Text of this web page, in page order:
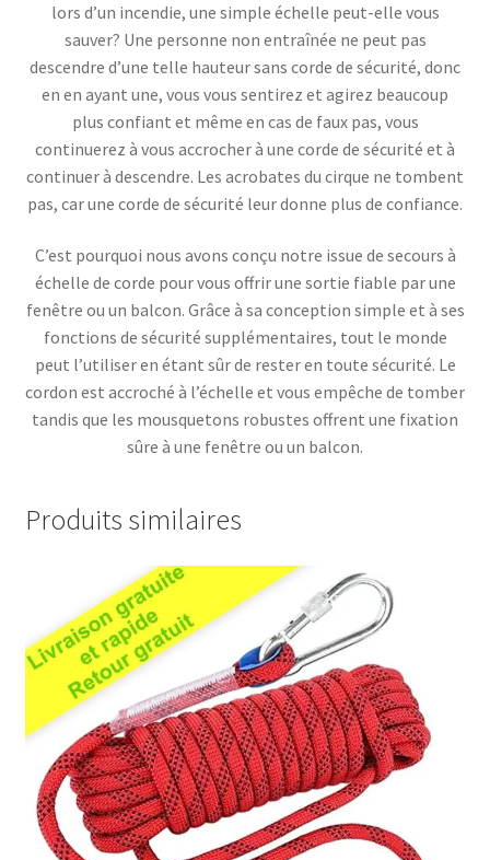
lors d’un incendie, une simple échelle peut-elle vous
sauver? Une personne non entraînée ne peut pas
descendre d’une telle hauteur sans corde de sécurité, donc
en en ayant une, vous vous sentirez et agirez beaucoup
plus confiant et même en cas de faux pas, vous
continuerez à vous accrocher à une corde de sécurité et à
continuer à descendre. Les acrobates du cirque ne tombent
pas, car une corde de sécurité leur donne plus de confiance.
C’est pourquoi nous avons conçu notre issue de secours à
échelle de corde pour vous offrir une sortie fiable par une
fenêtre ou un balcon. Grâce à sa conception simple et à ses
fonctions de sécurité supplémentaires, tout le monde
peut l’utiliser en étant sûr de rester en toute sécurité. Le
cordon est accroché à l’échelle et vous empêche de tomber
tandis que les mousquetons robustes offrent une fixation
sûre à une fenêtre ou un balcon.
Produits similaires